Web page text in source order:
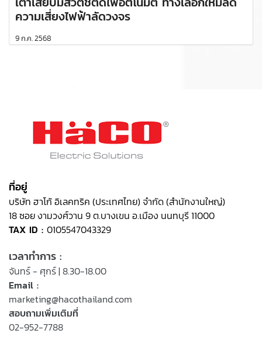
ความเสี่ยงไฟฟ้าลัดวงจร
9 ก.ค. 2568
ที่อยู่
บริษัท ฮาโก้ อิเลคทริค (ประเทศไทย) จำกัด (สำนักงานใหญ่)
18 ซอย งามวงศ์วาน 9 ต.บางเขน อ.เมือง นนทบุรี 11000
TAX ID : 0105547043329
เวลาทำการ :
จันทร์ - ศุกร์ | 8.30-18.00
Email :
marketing@hacothailand.com
สอบถามเพิ่มเติมที่
02-952-7788